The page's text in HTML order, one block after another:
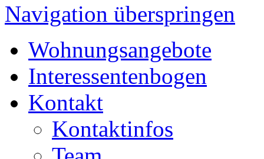
Navigation überspringen
Wohnungsangebote
Interessentenbogen
Kontakt
Kontaktinfos